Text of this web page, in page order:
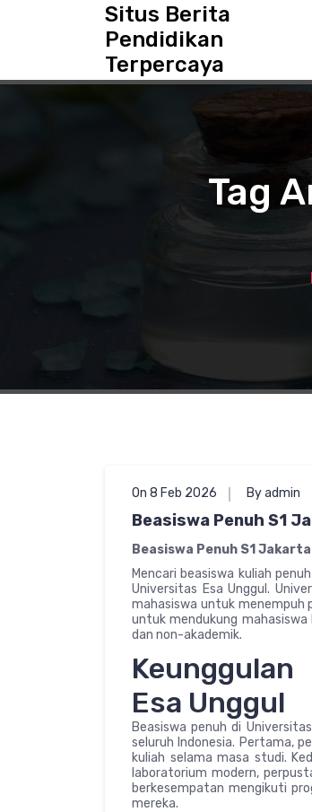
t
Situs Berita
Pendidikan
Terpercaya
Tag
On 8 Feb 2026 By admin
Beasiswa Penuh S1
Beasiswa Penuh S1
Mencari beasiswa kuliah
Universitas Esa Unggul.
mahasiswa untuk menempuh
untuk mendukung
dan non-akademik.
Esa Unggul
Beasiswa penuh di
seluruh Indonesia. Pertama,
kuliah selama masa studi.
laboratorium modern,
berkesempatan mengikuti
mereka.